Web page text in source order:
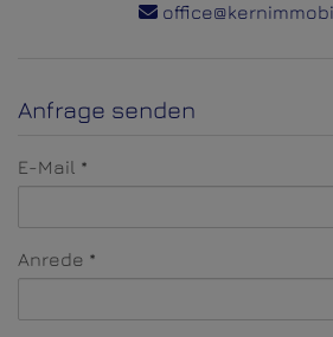
Anfrage senden
E-Mail
Anrede